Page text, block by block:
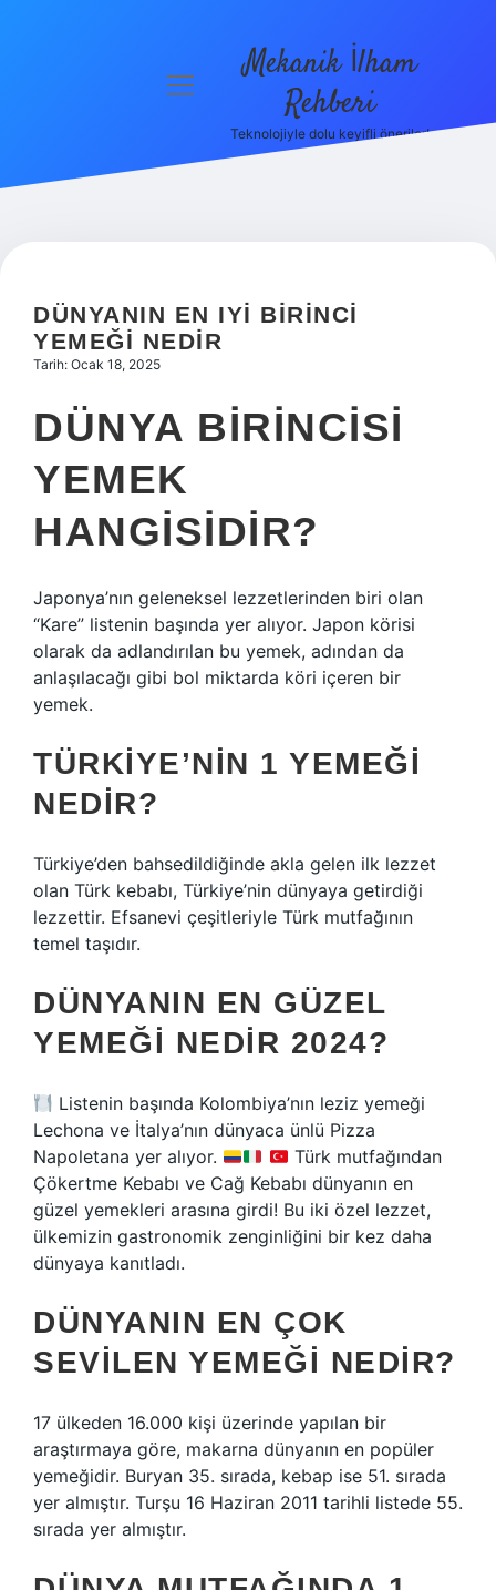
Hakkımızda
menüyü
Mekanik İlham
Rehberi
Teknolojiyle dolu keyifli öneriler!
DÜNYANIN EN IYI BIRINCI
YEMEĞI NEDIR
Tarih: Ocak 18, 2025
DÜNYA BIRINCISI
YEMEK
HANGISIDIR?
Japonya’nın geleneksel lezzetlerinden biri olan
“Kare” listenin başında yer alıyor. Japon körisi
olarak da adlandırılan bu yemek, adından da
anlaşılacağı gibi bol miktarda köri içeren bir
yemek.
TÜRKIYE’NIN 1 YEMEĞI
NEDIR?
Türkiye’den bahsedildiğinde akla gelen ilk lezzet
olan Türk kebabı, Türkiye’nin dünyaya getirdiği
lezzettir. Efsanevi çeşitleriyle Türk mutfağının
temel taşıdır.
DÜNYANIN EN GÜZEL
YEMEĞI NEDIR 2024?
Listenin başında Kolombiya’nın leziz yemeği
Lechona ve İtalya’nın dünyaca ünlü Pizza
Napoletana yer alıyor.
Türk mutfağından
Çökertme Kebabı ve Cağ Kebabı dünyanın en
güzel yemekleri arasına girdi! Bu iki özel lezzet,
ülkemizin gastronomik zenginliğini bir kez daha
dünyaya kanıtladı.
DÜNYANIN EN ÇOK
SEVILEN YEMEĞI NEDIR?
17 ülkeden 16.000 kişi üzerinde yapılan bir
araştırmaya göre, makarna dünyanın en popüler
yemeğidir. Buryan 35. sırada, kebap ise 51. sırada
yer almıştır. Turşu 16 Haziran 2011 tarihli listede 55.
sırada yer almıştır.